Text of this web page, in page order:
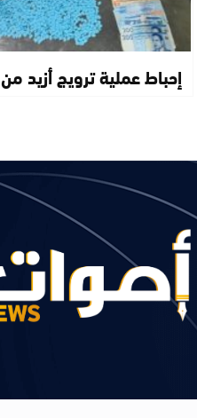
إحباط عملية ترويج أزيد من 7000 قرص مخدر بأكادير